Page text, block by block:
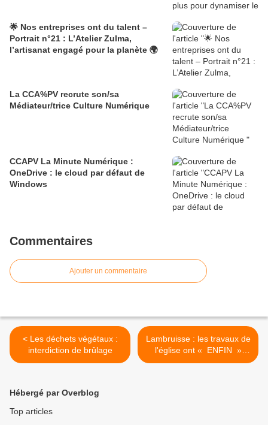
🌟 Nos entreprises ont du talent –
Portrait n°21 : L’Atelier Zulma,
l’artisanat engagé pour la planète 🌍
La CCA%PV recrute son/sa
Médiateur/trice Culture Numérique
CCAPV La Minute Numérique :
OneDrive : le cloud par défaut de
Windows​​​​​​​
Commentaires
Ajouter un commentaire
< Les déchets végétaux :
interdiction de brûlage
Lambruisse : les travaux de
l'église ont « ENFIN »
démarré !!! >
Hébergé par Overblog
Top articles